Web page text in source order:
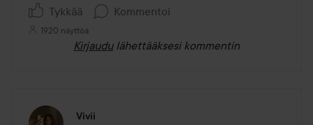
Tykkää Kommentoi
1920 näyttöä
Kirjaudu lähettääksesi kommentin
Vivii